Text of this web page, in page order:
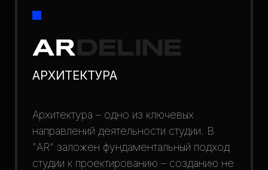
АРХИТЕКТУРА
Архитектура – одно из ключевых
направлений деятельности студии. В
"AR" заложен фундаментальный подход
студии к проектированию – созданию не